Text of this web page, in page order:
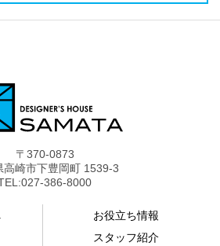
〒370-0873
高崎市下豊岡町 1539-3
386-8000
お役立ち情報
スタッフ紹介